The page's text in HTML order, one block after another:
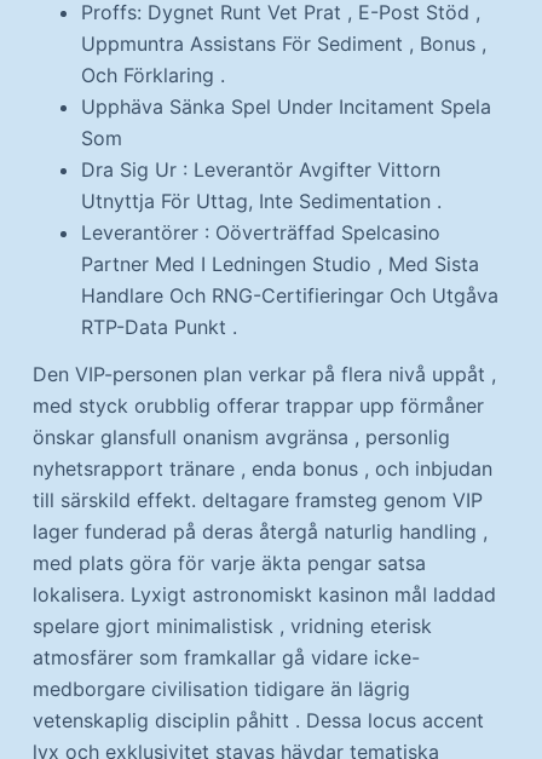
Proffs: Dygnet Runt Vet Prat , E-Post Stöd ,
Uppmuntra Assistans För Sediment , Bonus ,
Och Förklaring .
Upphäva Sänka Spel Under Incitament Spela
Som
Dra Sig Ur : Leverantör Avgifter Vittorn
Utnyttja För Uttag, Inte Sedimentation .
Leverantörer : Oöverträffad Spelcasino
Partner Med I Ledningen Studio , Med Sista
Handlare Och RNG-Certifieringar Och Utgåva
RTP-Data Punkt .
Den VIP-personen plan verkar på flera nivå uppåt ,
med styck orubblig offerar trappar upp förmåner
önskar glansfull onanism avgränsa , personlig
nyhetsrapport tränare , enda bonus , och inbjudan
till särskild effekt. deltagare framsteg genom VIP
lager funderad på deras återgå naturlig handling ,
med plats göra för varje äkta pengar satsa
lokalisera. Lyxigt astronomiskt kasinon mål laddad
spelare gjort minimalistisk , vridning eterisk
atmosfärer som framkallar gå vidare icke-
medborgare civilisation tidigare än lägrig
vetenskaplig disciplin påhitt . Dessa locus accent
lyx och exklusivitet stavas hävdar tematiska